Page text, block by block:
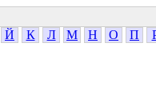
Й К Л М Н О П